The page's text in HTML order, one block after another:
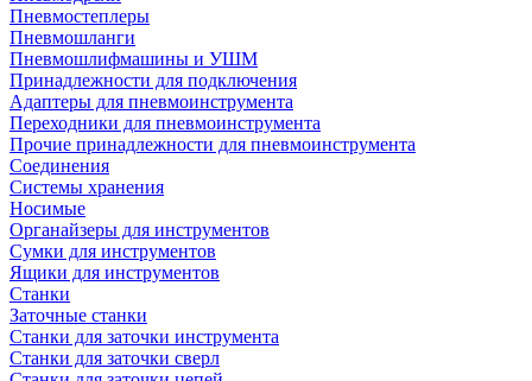
Пневмостеплеры
Пневмошланги
Пневмошлифмашины и УШМ
Принадлежности для подключения
Адаптеры для пневмоинструмента
Переходники для пневмоинструмента
Прочие принадлежности для пневмоинструмента
Соединения
Системы хранения
Носимые
Органайзеры для инструментов
Сумки для инструментов
Ящики для инструментов
Станки
Заточные станки
Станки для заточки инструмента
Станки для заточки сверл